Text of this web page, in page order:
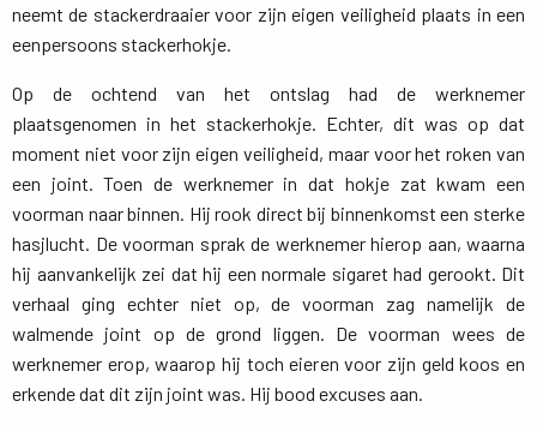
neemt de stackerdraaier voor zijn eigen veiligheid plaats in een
eenpersoons stackerhokje.
Op de ochtend van het ontslag had de werknemer
plaatsgenomen in het stackerhokje. Echter, dit was op dat
moment niet voor zijn eigen veiligheid, maar voor het roken van
een joint. Toen de werknemer in dat hokje zat kwam een
voorman naar binnen. Hij rook direct bij binnenkomst een sterke
hasjlucht. De voorman sprak de werknemer hierop aan, waarna
hij aanvankelijk zei dat hij een normale sigaret had gerookt. Dit
verhaal ging echter niet op, de voorman zag namelijk de
walmende joint op de grond liggen. De voorman wees de
werknemer erop, waarop hij toch eieren voor zijn geld koos en
erkende dat dit zijn joint was. Hij bood excuses aan.